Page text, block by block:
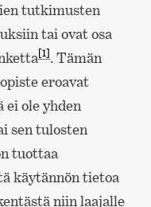
tutkimusten
tai ovat osa
[1]. Tämän
eroavat
ei ole yhden
sen tulosten
tuottaa
käytännön tietoa
niin laajalle